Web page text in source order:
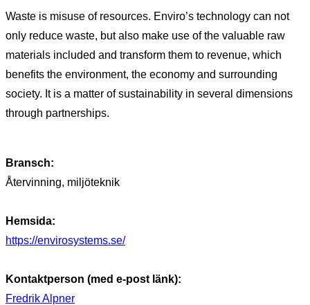
Waste is misuse of resources. Enviro’s technology can not
only reduce waste, but also make use of the valuable raw
materials included and transform them to revenue, which
benefits the environment, the economy and surrounding
society. It is a matter of sustainability in several dimensions
through partnerships.
Bransch:
Återvinning, miljöteknik
Hemsida:
https://envirosystems.se/
Kontaktperson (med e-post länk):
Fredrik Alpner